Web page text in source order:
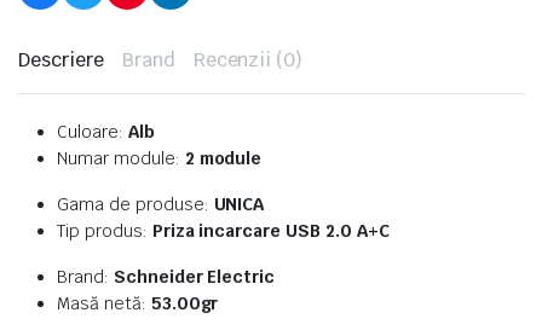
Descriere Brand Recenzii (0)
Culoare: Alb
Numar module: 2 module
Gama de produse: UNICA
Tip produs: Priza incarcare USB 2.0 A+C
Brand: Schneider Electric
Masă netă: 53.00gr